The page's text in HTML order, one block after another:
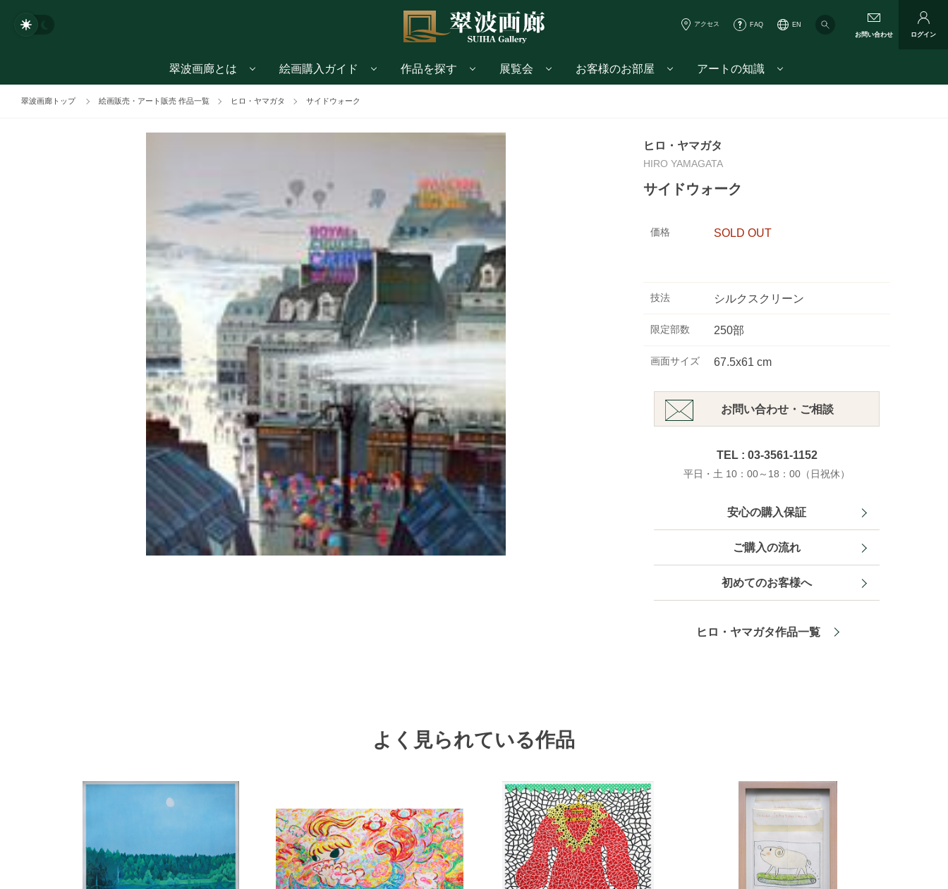
アクセス FAQ
EN
お問い合わせ
ログイン
翠波画廊とは 絵画購入ガイド 作品を探す 展覧会 お客様のお部屋 アートの知識
翠波画廊トップ 絵画販売・アート販売 作品一覧 ヒロ・ヤマガタ サイドウォーク
ヒロ・ヤマガタ
HIRO YAMAGATA
サイドウォーク
価格 SOLD OUT
技法 シルクスクリーン
限定部数 250部
画面サイズ 67.5x61 cm
お問い合わせ・ご相談
TEL : 03-3561-1152
平日・土 10：00～18：00（日祝休）
安心の購入保証
ご購入の流れ
初めてのお客様へ
ヒロ・ヤマガタ作品一覧
よく見られている作品